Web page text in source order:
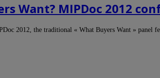
Want? MIPDoc 2012
2012, the traditional « What Buyers Want » panel